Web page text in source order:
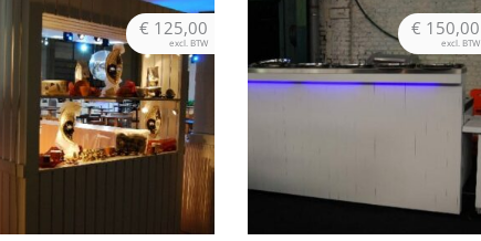
€ 125,00
excl. BTW
€ 150,00
excl. BTW